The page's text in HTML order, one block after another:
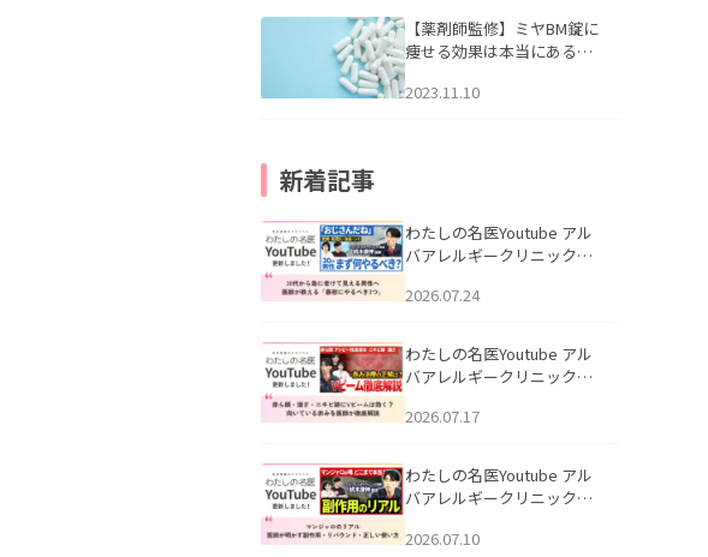
【薬剤師監修】ミヤBM錠に
痩せる効果は本当にある
2023.11.10
新着記事
わたしの名医Youtube アル
バアレルギークリニック札
える男性へ｜医師が教える
公開いたしました。
2026.07.24
わたしの名医Youtube アル
バアレルギークリニック札
跡にVビームは効く？向いて
説」を公開いたしました。
2026.07.17
わたしの名医Youtube アル
バアレルギークリニック札
医師が明かす副作用・リバ
2026.07.10